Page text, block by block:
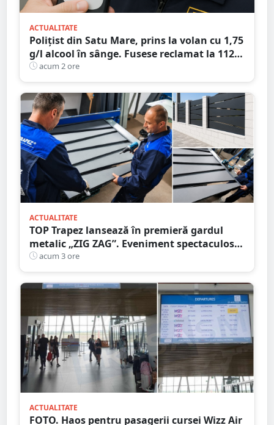
ACTUALITATE
Polițist din Satu Mare, prins la volan cu 1,75
g/l alcool în sânge. Fusese reclamat la 112
că circula pe contrasens
acum 2 ore
ACTUALITATE
TOP Trapez lansează în premieră gardul
metalic „ZIG ZAG”. Eveniment spectaculos
în Grădina Romei
acum 3 ore
ACTUALITATE
FOTO. Haos pentru pasagerii cursei Wizz Air